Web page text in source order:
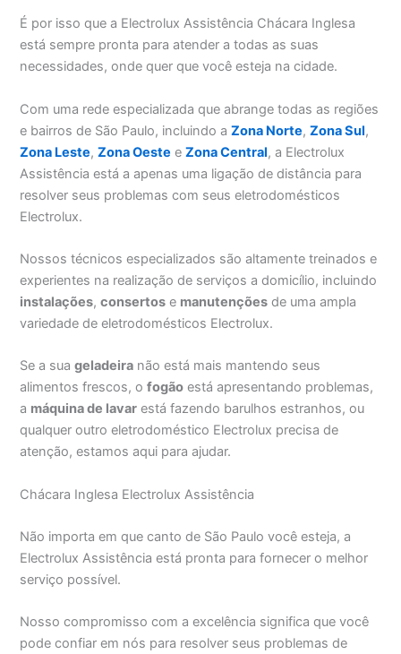
É por isso que a Electrolux Assistência Chácara Inglesa
está sempre pronta para atender a todas as suas
necessidades, onde quer que você esteja na cidade.
Com uma rede especializada que abrange todas as regiões
e bairros de São Paulo, incluindo aZona Norte,Zona Sul,
Zona Leste,Zona Oeste eZona Central, a Electrolux
Assistência está a apenas uma ligação de distância para
resolver seus problemas com seus eletrodomésticos
Electrolux.
Nossos técnicos especializados são altamente treinados e
experientes na realização de serviços a domicílio, incluindo
instalações,consertos e manutenções de uma ampla
variedade de eletrodomésticos Electrolux.
Se a suageladeira não está mais mantendo seus
alimentos frescos, ofogão está apresentando problemas,
a máquina de lavar está fazendo barulhos estranhos, ou
qualquer outro eletrodoméstico Electrolux precisa de
atenção, estamos aqui para ajudar.
Chácara Inglesa Electrolux Assistência
Não importa em que canto de São Paulo você esteja, a
Electrolux Assistência está pronta para fornecer o melhor
serviço possível.
Nosso compromisso com a excelência significa que você
pode confiar em nós para resolver seus problemas de